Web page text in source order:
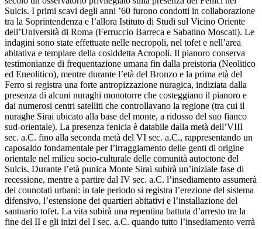
Sulcis. I primi scavi degli anni ’60 furono condotti in collaborazione
tra la Soprintendenza e l’allora Istituto di Studi sul Vicino Oriente
dell’Università di Roma (Ferruccio Barreca e Sabatino Moscati). Le
indagini sono state effettuate nelle necropoli, nel tofet e nell’area
abitativa e templare della cosiddetta Acropoli. Il pianoro conserva
testimonianze di frequentazione umana fin dalla preistoria (Neolitico
ed Eneolitico), mentre durante l’età del Bronzo e la prima età del
Ferro si registra una forte antropizzazione nuragica, indiziata dalla
presenza di alcuni nuraghi monotorre che costeggiano il pianoro e
dai numerosi centri satelliti che controllavano la regione (tra cui il
nuraghe Sirai ubicato alla base del monte, a ridosso del suo fianco
sud-orientale). La presenza fenicia è databile dalla metà dell’VIII
sec. a.C. fino alla seconda metà del VI sec. a.C., rappresentando un
caposaldo fondamentale per l’irraggiamento delle genti di origine
orientale nel milieu socio-culturale delle comunità autoctone del
Sulcis. Durante l’età punica Monte Sirai subirà un’iniziale fase di
recessione, mentre a partire dal IV sec. a.C. l’insediamento assumerà
dei connotati urbani: in tale periodo si registra l’erezione del sistema
difensivo, l’estensione dei quartieri abitativi e l’installazione del
santuario tofet. La vita subirà una repentina battuta d’arresto tra la
fine del II e gli inizi del I sec. a.C. quando tutto l’insediamento verrà